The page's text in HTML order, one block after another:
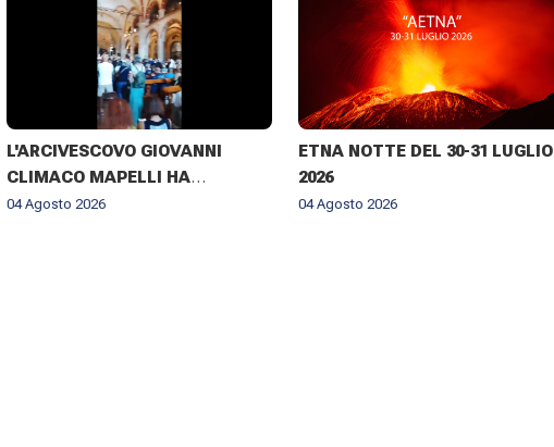
L'ARCIVESCOVO GIOVANNI
CLIMACO MAPELLI HA
PRESENZIATO AL FUNERALE DI
04 Agosto 2026
ETNA NOTTE DEL 30-31 LUGLIO
2026
04 Agosto 2026